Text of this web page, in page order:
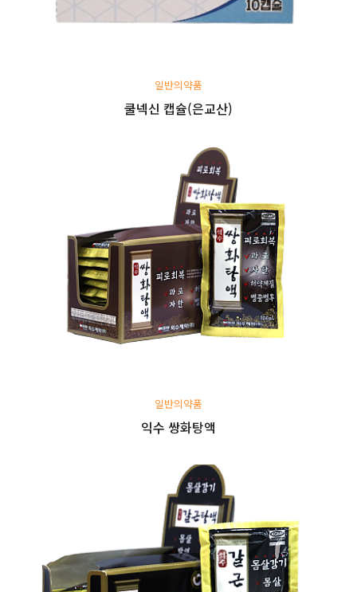
일반의약품
쿨넥신 캡슐(은교산)
일반의약품
익수 쌍화탕액